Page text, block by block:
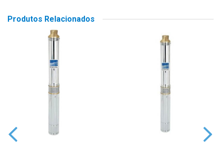
Produtos Relacionados